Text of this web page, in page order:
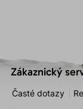
Zákaznický
Časté dotazy